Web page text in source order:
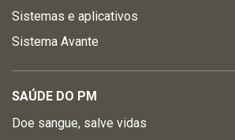
Sistemas e aplicativos
Sistema Avante
SAÚDE DO PM
Doe sangue, salve vidas